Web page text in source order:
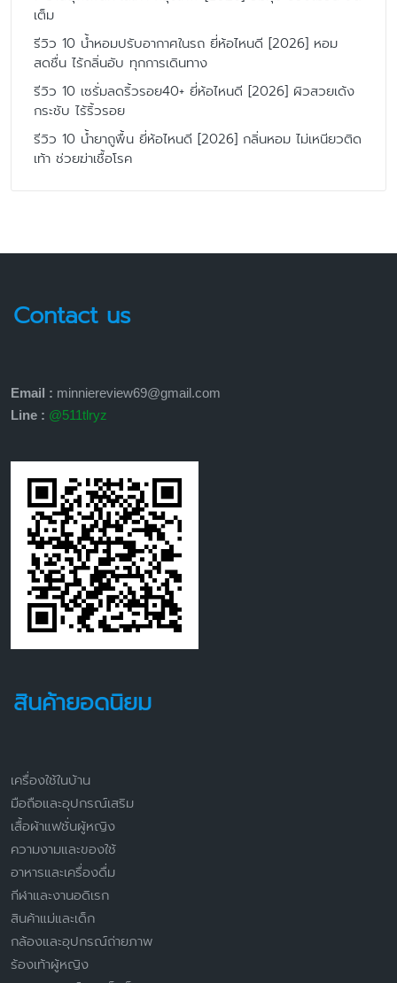
เต็ม
รีวิว 10 น้ำหอมปรับอากาศในรถ ยี่ห้อไหนดี [2026] หอม
สดชื่น ไร้กลิ่นอับ ทุกการเดินทาง
รีวิว 10 เซรั่มลดริ้วรอย40+ ยี่ห้อไหนดี [2026] ผิวสวยเด้ง
กระชับ ไร้ริ้วรอย
รีวิว 10 น้ำยาถูพื้น ยี่ห้อไหนดี [2026] กลิ่นหอม ไม่เหนียวติด
เท้า ช่วยฆ่าเชื้อโรค
Contact us
Email : minniereview69@gmail.com
Line : @511tlryz
สินค้ายอดนิยม
เครื่องใช้ในบ้าน
มือถือและอุปกรณ์เสริม
เสื้อผ้าแฟชั่นผู้หญิง
ความงามและของใช้
อาหารและเครื่องดื่ม
กีฬาและงานอดิเรก
สินค้าแม่และเด็ก
กล้องและอุปกรณ์ถ่ายภาพ
ร้องเท้าผู้หญิง